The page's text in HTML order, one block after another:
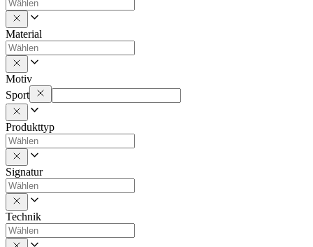
Material
Motiv
Sport
Produkttyp
Signatur
Technik